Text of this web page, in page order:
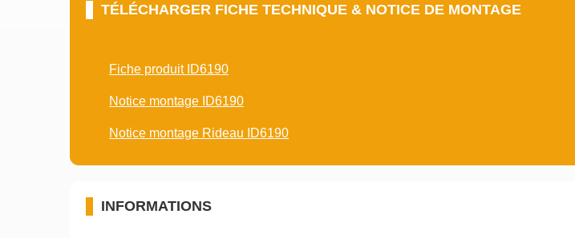
TÉLÉCHARGER FICHE TECHNIQUE & NOTICE DE MONTAGE
Fiche produit ID6190
Notice montage ID6190
Notice montage Rideau ID6190
INFORMATIONS